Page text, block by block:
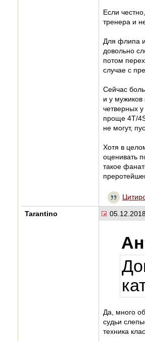
Если
тренера и
Для флипа и
довольно
потом
случае с
Сейчас
и у
четверных
проще 4T/
не могут,
Хотя в
оценивать
такое
Tarantino
Да, много
судьи
техника